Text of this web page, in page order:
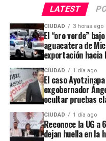
LATEST
CIUDAD 3 horas ago
El “oro verde”
aguacatera de
exportación hacia
CIUDAD 1 día ago
El caso
exgobernador
ocultar pruebas
CIUDAD 1 día ago
Reconoce la UG
dejan huella en